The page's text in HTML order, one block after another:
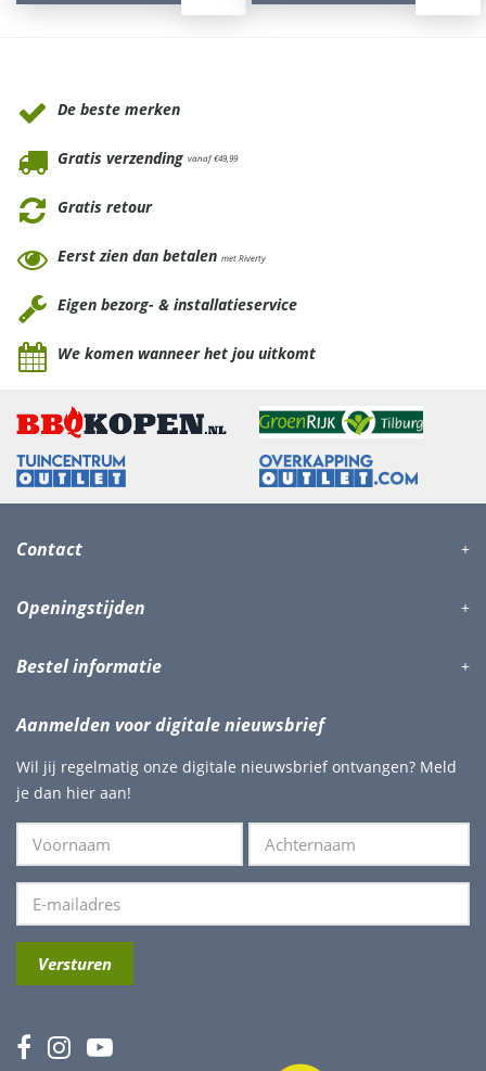
De beste merken
Gratis verzending vanaf €49,99
Gratis retour
Eerst zien dan betalen met Riverty
Eigen bezorg- & installatieservice
We komen wanneer het jou uitkomt
Contact
Openingstijden
Bestel informatie
Aanmelden voor digitale nieuwsbrief
Wil jij regelmatig onze digitale nieuwsbrief ontvangen? Meld
je dan hier aan!